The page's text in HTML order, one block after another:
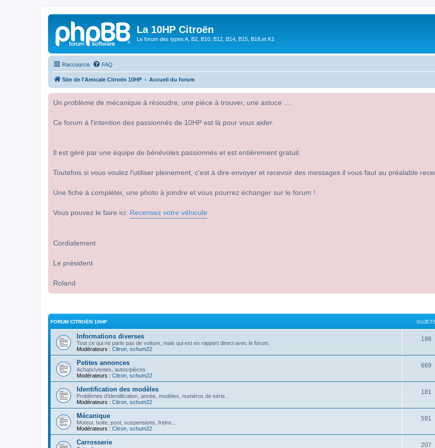
La 10HP Citroën
Le forum des types A, B2, B10, B12, B14, B15, B18,et K1
Raccourcis FAQ
Site de l'Amicale Citroën 10HP Accueil du forum
Un problème de mécanique à résoudre, une pièce à trouver, une astuce ....
Ce forum à l'intention des passionnés de 10HP est là pour vous aider.
Il est géré par une équipe de bénévoles passionnés et est entièrement gratuit.
Toutefois si vous voulez l'utiliser pleinement, c'est à dire envoyer et recevoir des messages il vous faut au préalable
Une fiche à compléter, une photo à joindre et vous pourrez échanger sur le forum !
Vous pouvez le faire ici: Recensez votre véhicule
Cordialement
Le président
Roland
FORUM CITROËN 10HP
Informations diverses
Tout ce qui ne parle pas de voiture, mais qui est en rapport direct avec le forum.
Modérateurs : Citron schum22
198
Petites annonces
Achats/ventes, autos/pièces
Modérateurs : Citron schum22
669
Identification des modèles
Problèmes d'identification, année, modèles, numéros de série...
Modérateurs : Citron schum22
181
Mécanique
Moteur, boite, pont, suspensions, freins...
Modérateurs : Citron schum22
591
Carrosserie 207